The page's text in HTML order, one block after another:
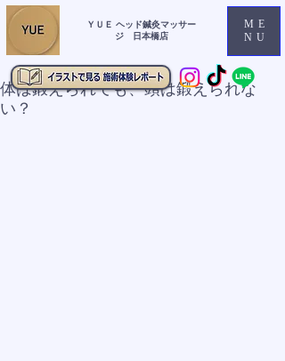
ＹＵＥ ヘッド鍼灸マッサー
ジ 日本橋店
ME
NU
体は鍛えられても、頭は鍛えられな
い？